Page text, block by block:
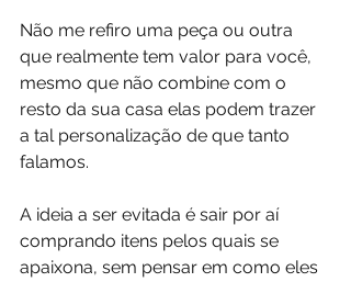
Não me refiro uma peça ou outra
que realmente tem valor para você,
mesmo que não combine com o
resto da sua casa elas podem trazer
a tal personalização de que tanto
falamos.
A ideia a ser evitada é sair por aí
comprando itens pelos quais se
apaixona, sem pensar em como eles